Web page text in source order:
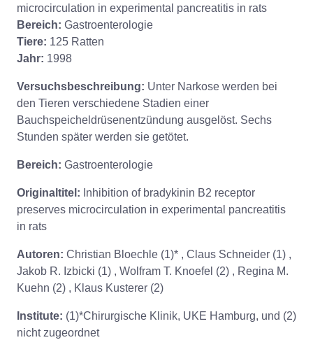
microcirculation in experimental pancreatitis in rats
Bereich: Gastroenterologie
Tiere: 125 Ratten
Jahr: 1998
Versuchsbeschreibung: Unter Narkose werden bei
den Tieren verschiedene Stadien einer
Bauchspeicheldrüsenentzündung ausgelöst. Sechs
Stunden später werden sie getötet.
Bereich: Gastroenterologie
Originaltitel: Inhibition of bradykinin B2 receptor
preserves microcirculation in experimental pancreatitis
in rats
Autoren: Christian Bloechle (1)* , Claus Schneider (1) ,
Jakob R. Izbicki (1) , Wolfram T. Knoefel (2) , Regina M.
Kuehn (2) , Klaus Kusterer (2)
Institute: (1)*Chirurgische Klinik, UKE Hamburg, und (2)
nicht zugeordnet